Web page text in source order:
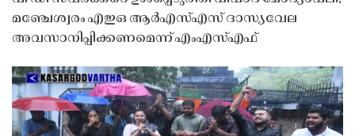
മഞ്ചേശ്വരം എഇഒ ആർഎസ്എസ് ദാസ്യവേല
അവസാനിപ്പിക്കണമെന്ന് എംഎസ്എഫ്